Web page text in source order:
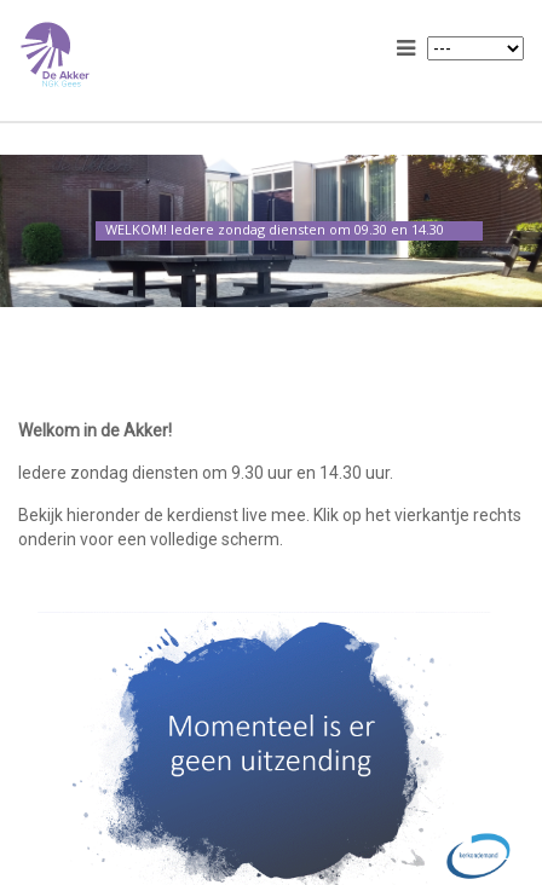
WELKOM! Iedere zondag diensten om 09.30 en 14.30
Welkom in de Akker!
Iedere zondag diensten om 9.30 uur en 14.30 uur.
Bekijk hieronder de kerdienst live mee. Klik op het vierkantje rechts
onderin voor een volledige scherm.